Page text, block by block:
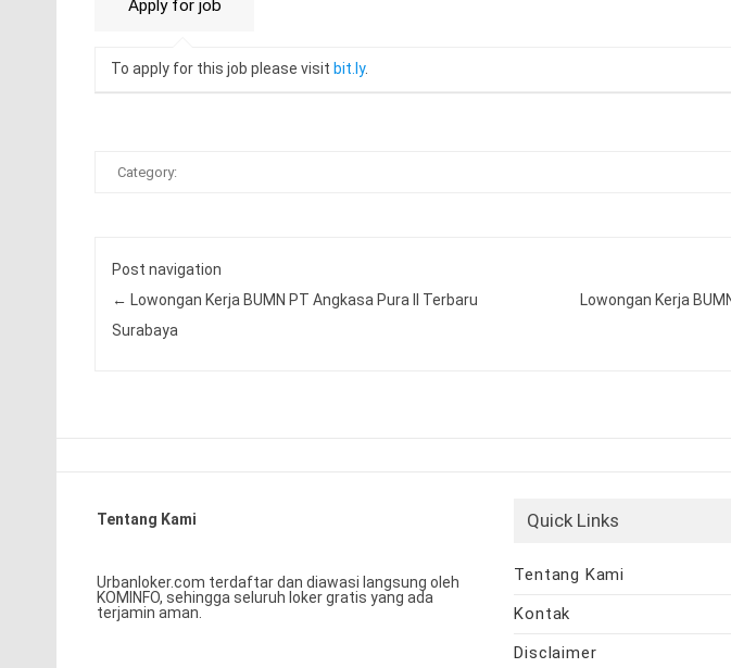
To apply for this job please visit bit.ly.
Category:
Post navigation
← Lowongan Kerja BUMN PT Angkasa Pura II Terbaru
Surabaya
Lowongan Kerja
Tentang Kami
Urbanloker.com terdaftar dan diawasi langsung oleh
KOMINFO, sehingga seluruh loker gratis yang ada
terjamin aman.
Quick Links
Tentang Kami
Kontak
Disclaimer